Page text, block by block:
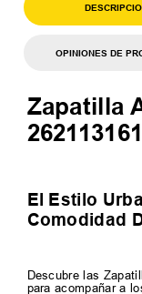
OPINIONES DE
Zapatilla
El Estilo
Comodidad
Descubre las
para acompañar a